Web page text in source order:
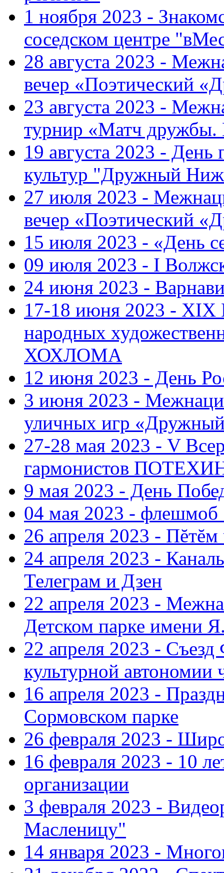
1 ноября 2023 -
соседском центре
28 августа 2023 -
вечер «Поэтический
23 августа 2023 -
турнир «Матч
19 августа 2023 -
культур "Дружный
27 июля 2023 -
вечер «Поэтический
15 июля 2023 - «День
09 июля 2023 - I
24 июня 2023 -
17-18 июня 2023 - XIX
народных
ХОХЛОМА
12 июня 2023 - День
3 июня 2023 -
уличных игр
27-28 мая 2023 - V
гармонистов
9 мая 2023 - День
04 мая 2023 - флешмоб
26 апреля 2023 -
24 апреля 2023 -
Телеграм и Дзен
22 апреля 2023 -
Детском парке имени
22 апреля 2023 -
культурной автономии
16 апреля 2023 -
Сормовском парке
26 февраля 2023 -
16 февраля 2023 - 10
организации
3 февраля 2023 -
Масленицу"
14 января 2023 -